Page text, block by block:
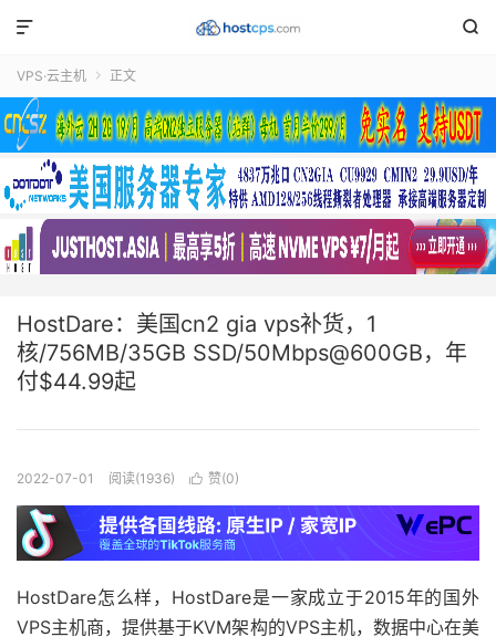


VPS·云主机  正文
HostDare：美国cn2 gia vps补货，1
核/756MB/35GB SSD/50Mbps@600GB，年
付$44.99起
2022-07-01 阅读(1936)  赞(0)
HostDare怎么样，HostDare是一家成立于2015年的国外
VPS主机商，提供基于KVM架构的VPS主机，数据中心在美